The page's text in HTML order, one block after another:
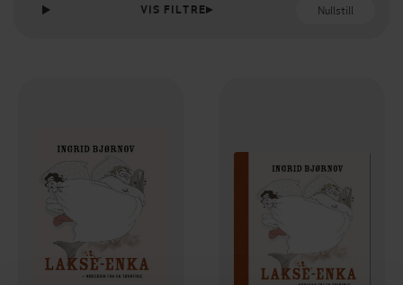
VIS FILTRE Nullstill